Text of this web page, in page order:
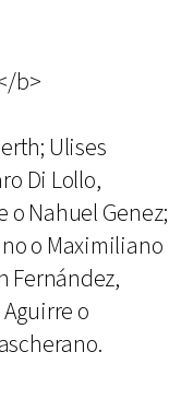
b>
Ulises
Di Lollo,
o Nahuel Genez;
o Maximiliano
Fernández,
o